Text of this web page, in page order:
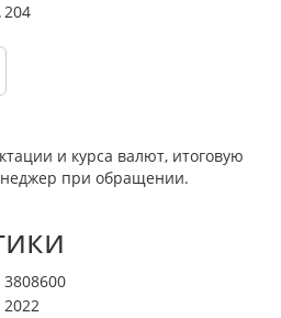
204
и курса валют, итоговую
при обращении.
3808600
2022